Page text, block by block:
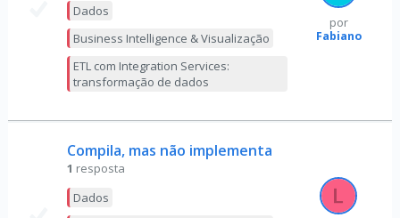
Dados
Business Intelligence & Visualização
ETL com Integration Services:
transformação de dados
por
Fabiano
Compila, mas não implementa
1 resposta
Dados